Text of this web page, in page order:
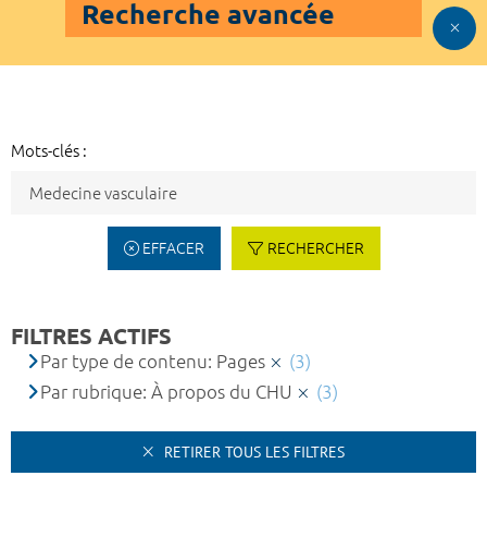
Recherche avancée
Mots-clés :
EFFACER RECHERCHER
FILTRES ACTIFS
Par type de contenu: Pages
(3)
Par rubrique: À propos du CHU
(3)
RETIRER TOUS LES FILTRES